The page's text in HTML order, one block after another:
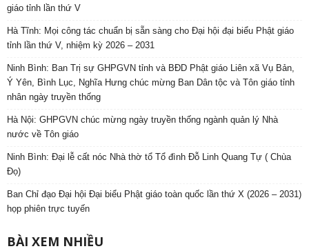
giáo tỉnh lần thứ V
Hà Tĩnh: Mọi công tác chuẩn bị sẵn sàng cho Đại hội đại biểu Phật giáo
tỉnh lần thứ V, nhiệm kỳ 2026 – 2031
Ninh Bình: Ban Trị sự GHPGVN tỉnh và BĐD Phật giáo Liên xã Vụ Bản,
Ý Yên, Bình Lục, Nghĩa Hưng chúc mừng Ban Dân tộc và Tôn giáo tỉnh
nhân ngày truyền thống
Hà Nội: GHPGVN chúc mừng ngày truyền thống ngành quản lý Nhà
nước về Tôn giáo
Ninh Bình: Đại lễ cất nóc Nhà thờ tổ Tổ đình Đỗ Linh Quang Tự ( Chùa
Đọ)
Ban Chỉ đạo Đại hội Đại biểu Phật giáo toàn quốc lần thứ X (2026 – 2031)
họp phiên trực tuyến
BÀI XEM NHIỀU